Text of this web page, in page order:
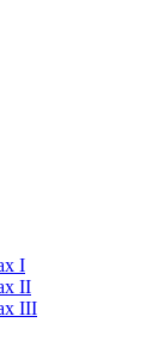
I
II
III